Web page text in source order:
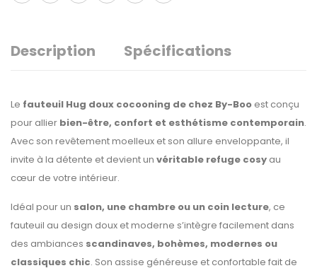
Description Spécifications
Le fauteuil Hug doux cocooning de chez By-Boo est conçu
pour allier bien-être, confort et esthétisme contemporain.
Avec son revêtement moelleux et son allure enveloppante, il
invite à la détente et devient un véritable refuge cosy au
cœur de votre intérieur.
Idéal pour un salon, une chambre ou un coin lecture, ce
fauteuil au design doux et moderne s’intègre facilement dans
des ambiances scandinaves, bohèmes, modernes ou
classiques chic. Son assise généreuse et confortable fait de